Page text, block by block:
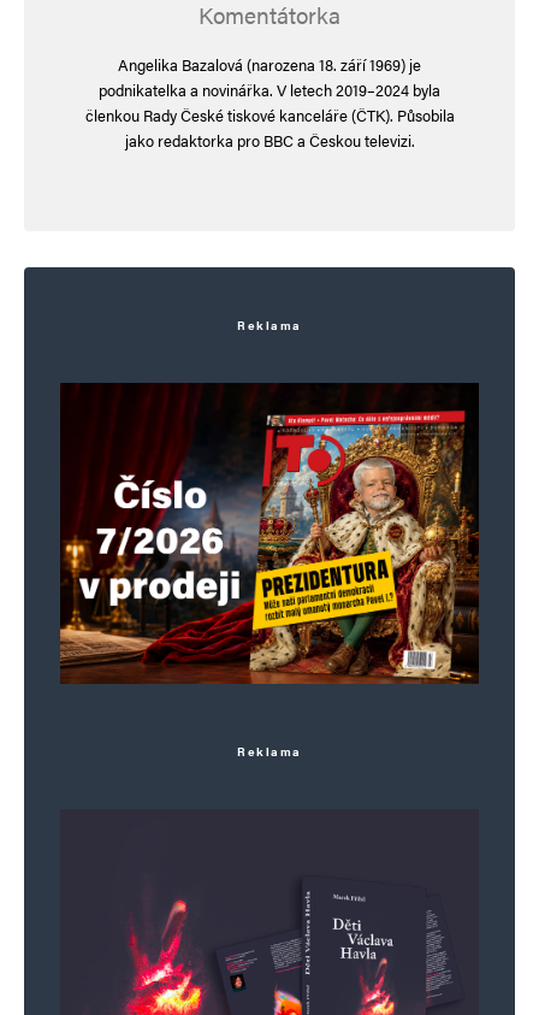
Komentátorka
Angelika Bazalová (narozena 18. září 1969) je
podnikatelka a novinářka. V letech 2019–2024 byla
členkou Rady České tiskové kanceláře (ČTK). Působila
jako redaktorka pro BBC a Českou televizi.
Reklama
Reklama